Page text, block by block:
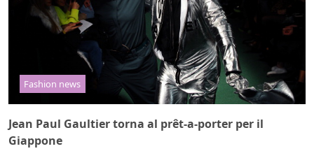
Fashion news
Jean Paul Gaultier torna al prêt-a-porter per il
Giappone